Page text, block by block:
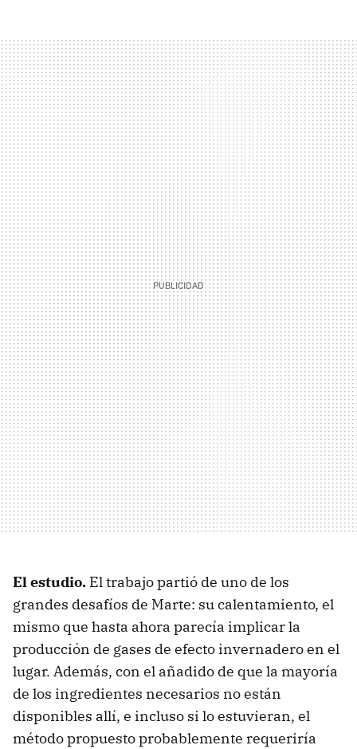
El estudio. El trabajo partió de uno de los
grandes desafíos de Marte: su calentamiento, el
mismo que hasta ahora parecía implicar la
producción de gases de efecto invernadero en el
lugar. Además, con el añadido de que la mayoría
de los ingredientes necesarios no están
disponibles allí, e incluso si lo estuvieran, el
método propuesto probablemente requeriría